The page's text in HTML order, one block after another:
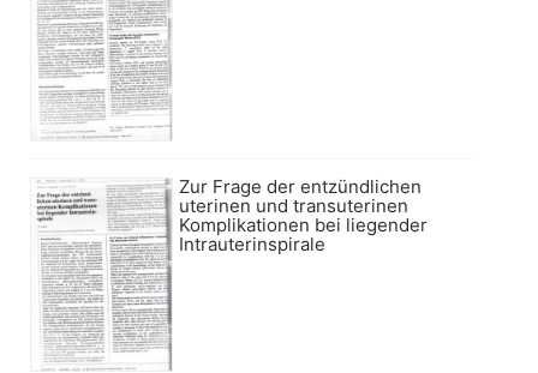
Zur Frage der entzündlichen
uterinen und transuterinen
Komplikationen bei liegender
Intrauterinspirale